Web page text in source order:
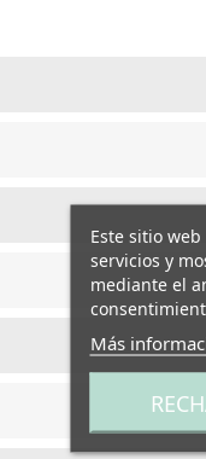
Este sitio
servicios y
mediante el
Más